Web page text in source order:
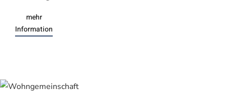
mehr
Information